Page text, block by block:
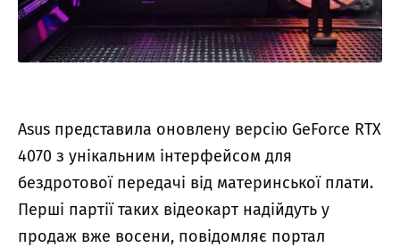
Asus представила оновлену версію GeForce RTX
4070 з унікальним інтерфейсом для
бездротової передачі від материнської плати.
Перші партії таких відеокарт надійдуть у
продаж вже восени, повідомляє портал